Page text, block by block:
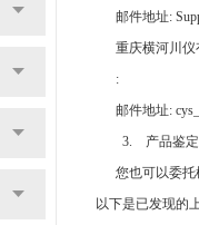
邮件地址:
重庆横河川仪
:
邮件地址:
3.
产品鉴定
您也可以委
以下是已发现的